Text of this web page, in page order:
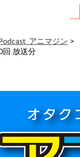
Podcast_アニマジン >
回 放送分